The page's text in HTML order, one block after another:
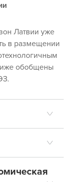
Латвии уже
в размещении
обобщены